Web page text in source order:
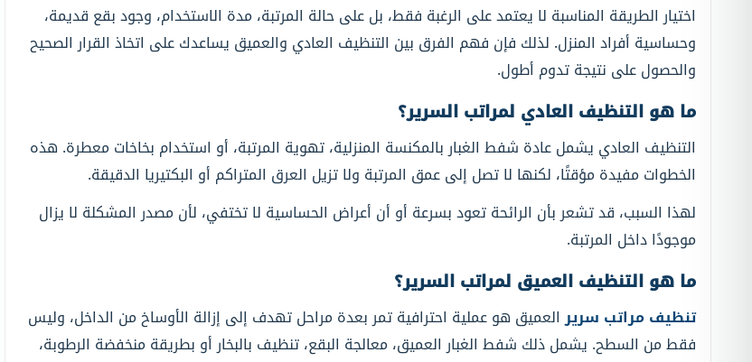
اختيار الطريقة المناسبة لا يعتمد على الرغبة فقط، بل على حالة المرتبة، مدة الاستخدام، وجود بقع قديمة،
وحساسية أفراد المنزل. لذلك فإن فهم الفرق بين التنظيف العادي والعميق يساعدك على اتخاذ القرار الصحيح
والحصول على نتيجة تدوم أطول.
ما هو التنظيف العادي لمراتب السرير؟
التنظيف العادي يشمل عادة شفط الغبار بالمكنسة المنزلية، تهوية المرتبة، أو استخدام بخاخات معطرة. هذه
الخطوات مفيدة مؤقتًا، لكنها لا تصل إلى عمق المرتبة ولا تزيل العرق المتراكم أو البكتيريا الدقيقة.
لهذا السبب، قد تشعر بأن الرائحة تعود بسرعة أو أن أعراض الحساسية لا تختفي، لأن مصدر المشكلة لا يزال
موجودًا داخل المرتبة.
ما هو التنظيف العميق لمراتب السرير؟
تنظيف مراتب سريرالعميق هو عملية احترافية تمر بعدة مراحل تهدف إلى إزالة الأوساخ من الداخل، وليس
فقط من السطح. يشمل ذلك شفط الغبار العميق، معالجة البقع، تنظيف بالبخار أو بطريقة منخفضة الرطوبة،